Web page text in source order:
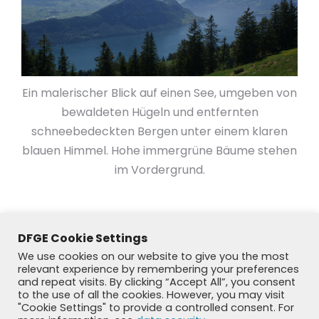
Ein malerischer Blick auf einen See, umgeben von
bewaldeten Hügeln und entfernten
schneebedeckten Bergen unter einem klaren
blauen Himmel. Hohe immergrüne Bäume stehen
im Vordergrund.
DFGE Cookie Settings
We use cookies on our website to give you the most
relevant experience by remembering your preferences
and repeat visits. By clicking “Accept All”, you consent
to the use of all the cookies. However, you may visit
"Cookie Settings" to provide a controlled consent. For